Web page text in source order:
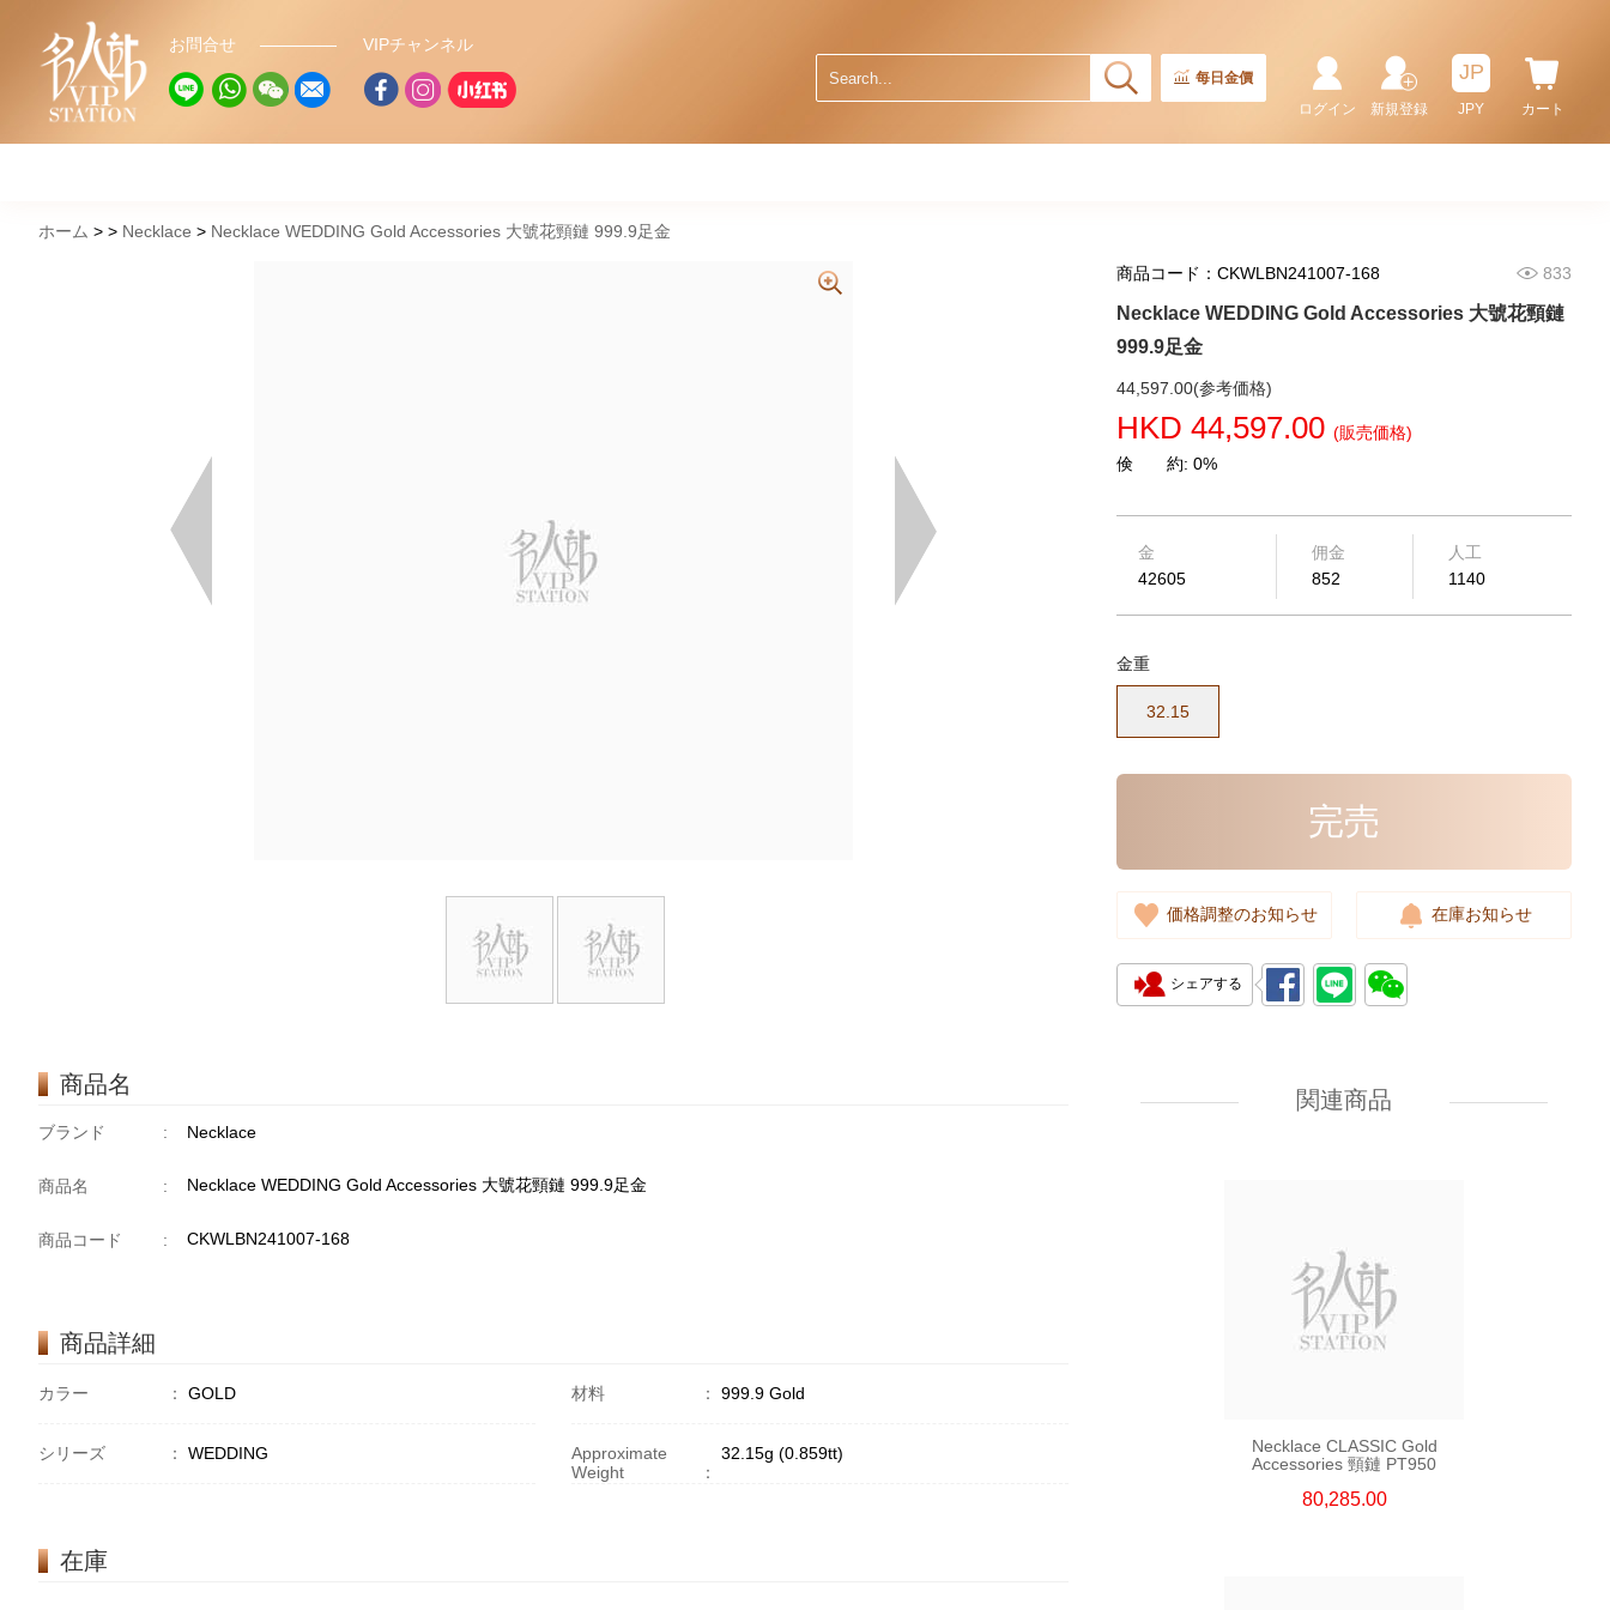
お問合せ VIPチャンネル
每日金價
カート
JP
JPY
新規登録
ログイン
ホーム Necklace Necklace WEDDING Gold Accessories 大號花頸鏈 999.9足金
商品名
ブランド : Necklace
商品名 : Necklace WEDDING Gold Accessories 大號花頸鏈 999.9足金
商品コード : CKWLBN241007-168
商品詳細
カラー ： GOLD 材料 ： 999.9 Gold
シリーズ ： WEDDING
Approximate
Weight
：
32.15g (0.859tt)
在庫
商品コード：CKWLBN241007-168 833
Necklace WEDDING Gold Accessories 大號花頸鏈
999.9足金
44,597.00(参考価格)
HKD 44,597.00 (販売価格)
倹 約: 0%
金
42605
佣金
852
人工
1140
金重
32.15
完売
価格調整のお知らせ 在庫お知らせ
シェアする
関連商品
Accessories 頸鏈 PT950
65,712.00
56,616.00
Necklace CLASSIC Gold
Accessories 頸鏈 PT950
80,285.00